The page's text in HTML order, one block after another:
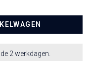
2 werkdagen.